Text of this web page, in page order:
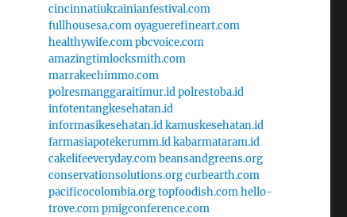
cincinnatiukrainianfestival.com
fullhousesa.comoyaguerefineart.com
healthywife.compbcvoice.com
amazingtimlocksmith.com
marrakechimmo.com
polresmanggaraitimur.idpolrestoba.id
infotentangkesehatan.id
informasikesehatan.idkamuskesehatan.id
farmasiapotekerumm.idkabarmataram.id
cakelifeeveryday.combeansandgreens.org
conservationsolutions.orgcurbearth.com
pacificocolombia.orgtopfoodish.comhello-
trove.compmigconference.com